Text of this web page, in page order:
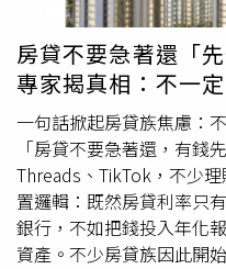
絲，也笑說，周末就是要
一家人，再次聯手就是要
望」。Lulu則表示，這次最
場」，而是看見台灣假日
久沒有這麼多大型節目在
候，假日一到，全家人就
藝。」她認為，只要觀眾
起看節目的時光，就是最
新世代綜藝真正要面對的
音與社群流量，「兩個小
房貸不要急著還「
專家揭真相：不一定
一句話掀起房貸族焦慮：
「房貸不要急著還，有錢
Threads、TikTok，不少
置邏輯：既然房貸利率只
銀行，不如把錢投入年化
資產。不少房貸族因此開